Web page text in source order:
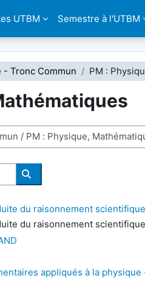
UTBM Semestre à l'UTBM
Tronc Commun PM :
搜索课程
du raisonnement scientifique
du raisonnement scientifique
appliqués à la physique